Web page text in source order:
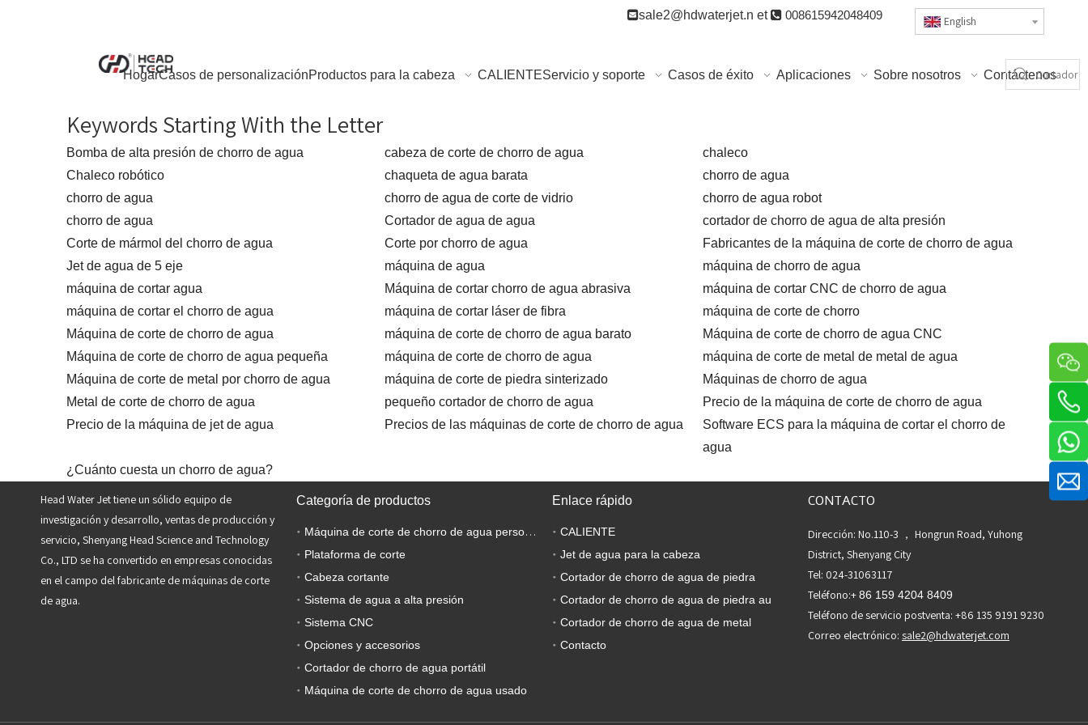
sale2@hdwaterjet.n et 008615942048409 English
HogarCasos de personalizaciónProductos para la cabeza CALIENTEServicio y soporte Casos de éxito Aplicaciones Sobre nosotros Contáctenos
Keywords Starting With the Letter
Bomba de alta presión de chorro de agua cabeza de corte de chorro de agua
chaleco
Chaleco robótico
chaqueta de agua barata
chorro de agua
chorro de agua
chorro de agua de corte de vidrio
chorro de agua robot
chorro de agua
Cortador de agua de agua
cortador de chorro de agua de alta presión
Corte de mármol del chorro de agua
Corte por chorro de agua
Fabricantes de la máquina de corte de chorro de agua
Jet de agua de 5 eje
máquina de agua
máquina de chorro de agua
máquina de cortar agua
Máquina de cortar chorro de agua abrasiva
máquina de cortar CNC de chorro de agua
máquina de cortar el chorro de agua
máquina de cortar láser de fibra
máquina de corte de chorro
Máquina de corte de chorro de agua
máquina de corte de chorro de agua barato
Máquina de corte de chorro de agua CNC
Máquina de corte de chorro de agua pequeña
máquina de corte de chorro de agua
máquina de corte de metal de metal de agua
Máquina de corte de metal por chorro de agua
máquina de corte de piedra sinterizado
Máquinas de chorro de agua
Metal de corte de chorro de agua
pequeño cortador de chorro de agua
Precio de la máquina de corte de chorro de agua
Precio de la máquina de jet de agua
Precios de las máquinas de corte de chorro de agua
Software ECS para la máquina de cortar el chorro de
agua
¿Cuánto cuesta un chorro de agua?
Head Water Jet tiene un sólido equipo de
investigación y desarrollo, ventas de producción y
servicio, Shenyang Head Science and Technology
Co., LTD se ha convertido en empresas conocidas
en el campo del fabricante de máquinas de corte
de agua.
Categoría de productos
Máquina de corte de chorro de agua personalizada
Plataforma de corte
Cabeza cortante
Sistema de agua a alta presión
Sistema CNC
Opciones y accesorios
Cortador de chorro de agua portátil
Máquina de corte de chorro de agua usado
Enlace rápido
CALIENTE
Jet de agua para la cabeza
Cortador de chorro de agua de piedra
Cortador de chorro de agua de piedra au
Cortador de chorro de agua de metal
Contacto
CONTACTO
Dirección: No.110-3 ， Hongrun Road, Yuhong
District, Shenyang City
Tel: 024-31063117
Teléfono:+86 159 4204 8409
Teléfono de servicio postventa: +86 135 9191 9230
Correo electrónico: sale2@hdwaterjet.com